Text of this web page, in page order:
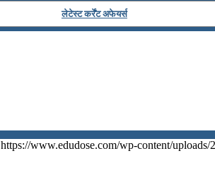
लेटेस्ट कर्रेंट अफेयर्स
https://www.edudose.com/wp-content/